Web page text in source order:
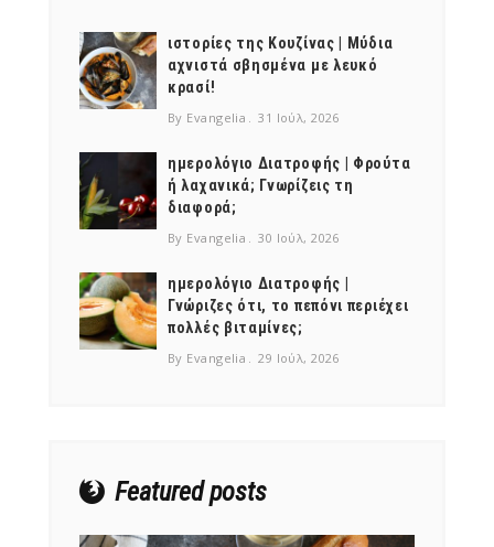
ιστορίες της Κουζίνας | Μύδια
αχνιστά σβησμένα με λευκό
κρασί!
By Evangelia 31 Ιούλ, 2026
ημερολόγιο Διατροφής | Φρούτα
ή λαχανικά; Γνωρίζεις τη
διαφορά;
By Evangelia 30 Ιούλ, 2026
ημερολόγιο Διατροφής |
Γνώριζες ότι, το πεπόνι περιέχει
πολλές βιταμίνες;
By Evangelia 29 Ιούλ, 2026
Featured posts